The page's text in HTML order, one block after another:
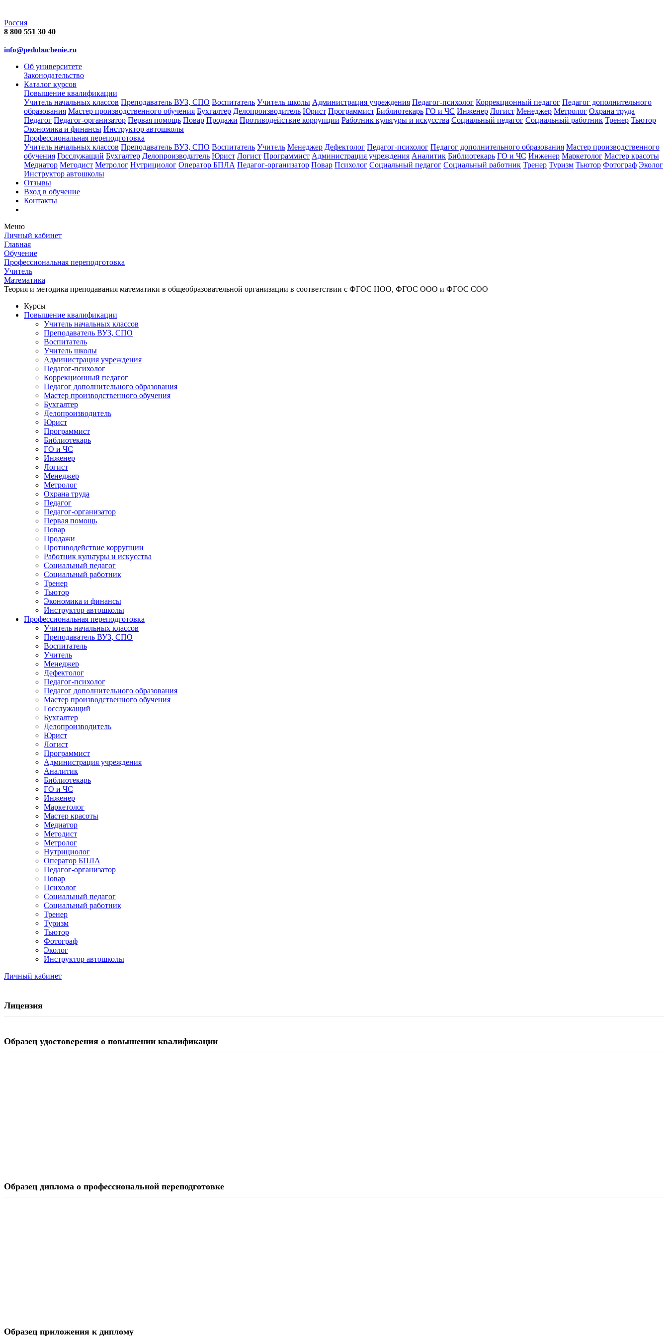
Россия
8 800 551 30 40
info@pedobuchenie.ru
Об университете
Законодательство
Каталог курсов
Повышение квалификации
Учитель начальных классов Преподаватель ВУЗ, СПО Воспитатель Учитель школы Администрация учреждения Педагог-психолог Коррекционный педагог Педагог дополнительного
образования Мастер производственного обучения Бухгалтер Делопроизводитель Юрист Программист Библиотекарь ГО и ЧС Инженер Логист Менеджер Метролог Охрана труда
Педагог Педагог-организатор Первая помощь Повар Продажи Противодействие коррупции Работник культуры и искусства Социальный педагог Социальный работник Тренер Тьютор
Экономика и финансы Инструктор автошколы
Профессиональная переподготовка
Учитель начальных классов Преподаватель ВУЗ, СПО Воспитатель Учитель Менеджер Дефектолог Педагог-психолог Педагог дополнительного образования Мастер производственного
обучения Госслужащий Бухгалтер Делопроизводитель Юрист Логист Программист Администрация учреждения Аналитик Библиотекарь ГО и ЧС Инженер Маркетолог Мастер красоты
Медиатор Методист Метролог Нутрициолог Оператор БПЛА Педагог-организатор Повар Психолог Социальный педагог Социальный работник Тренер Туризм Тьютор Фотограф Эколог
Инструктор автошколы
Отзывы
Вход в обучение
Контакты
Меню
Личный кабинет
Главная
Обучение
Профессиональная переподготовка
Учитель
Математика
Теория и методика преподавания математики в общеобразовательной организации в соответствии с ФГОС НОО, ФГОС ООО и ФГОС СОО
Курсы
Повышение квалификации
Учитель начальных классов
Преподаватель ВУЗ, СПО
Воспитатель
Учитель школы
Администрация учреждения
Педагог-психолог
Коррекционный педагог
Педагог дополнительного образования
Мастер производственного обучения
Бухгалтер
Делопроизводитель
Юрист
Программист
Библиотекарь
ГО и ЧС
Инженер
Логист
Менеджер
Метролог
Охрана труда
Педагог
Педагог-организатор
Первая помощь
Повар
Продажи
Противодействие коррупции
Работник культуры и искусства
Социальный педагог
Социальный работник
Тренер
Тьютор
Экономика и финансы
Инструктор автошколы
Профессиональная переподготовка
Учитель начальных классов
Преподаватель ВУЗ, СПО
Воспитатель
Учитель
Менеджер
Дефектолог
Педагог-психолог
Педагог дополнительного образования
Мастер производственного обучения
Госслужащий
Бухгалтер
Делопроизводитель
Юрист
Логист
Программист
Администрация учреждения
Аналитик
Библиотекарь
ГО и ЧС
Инженер
Маркетолог
Мастер красоты
Медиатор
Методист
Метролог
Нутрициолог
Оператор БПЛА
Педагог-организатор
Повар
Психолог
Социальный педагог
Социальный работник
Тренер
Туризм
Тьютор
Фотограф
Эколог
Инструктор автошколы
Личный кабинет
Лицензия
Образец удостоверения о повышении квалификации
Образец диплома о профессиональной переподготовке
Образец приложения к диплому